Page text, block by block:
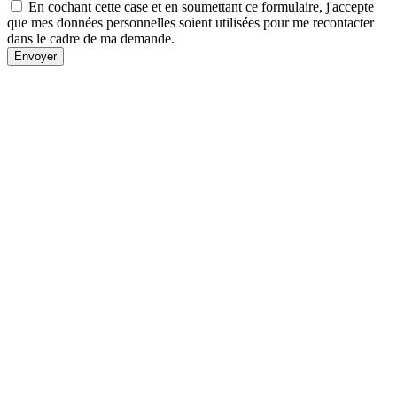
En cochant cette case et en soumettant ce formulaire, j'accepte
que mes données personnelles soient utilisées pour me recontacter
dans le cadre de ma demande.
Envoyer